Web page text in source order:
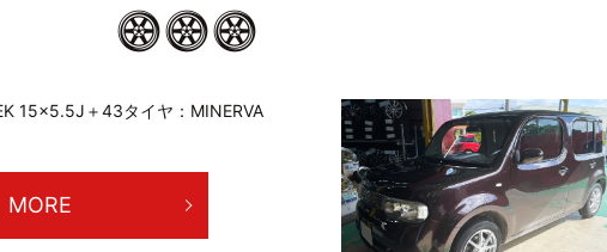
15×5.5J＋43タイヤ：MINERVA
MORE